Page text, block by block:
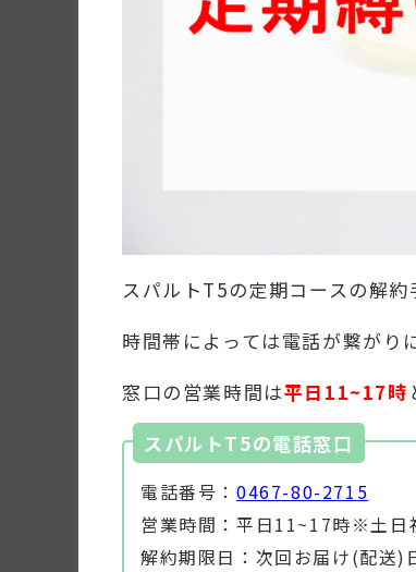
スパルトT5の定期コースの解約
時間帯によっては電話が繋がり
窓口の営業時間は平日11~17時
スパルトT5の電話窓口
電話番号： 0467-80-2715
営業時間：平日11~17時※土日
解約期限日：次回お届け(配送)